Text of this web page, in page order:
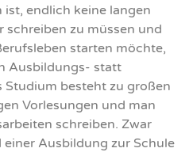
endlich keine langen
schreiben zu müssen und
starten möchte,
Ausbildungs- statt
Studium besteht zu großen
Vorlesungen und man
schreiben. Zwar
Ausbildung zur Schule